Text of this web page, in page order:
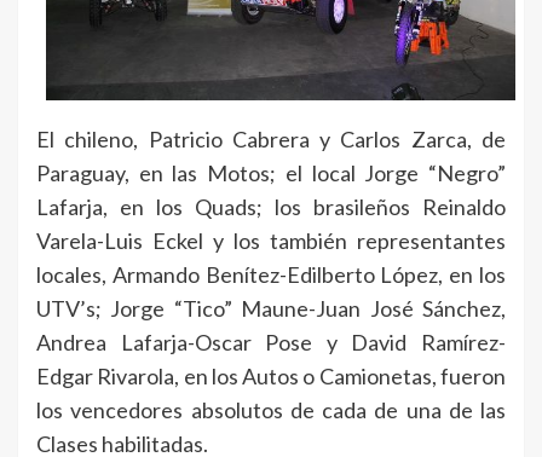
El chileno, Patricio Cabrera y Carlos Zarca, de
Paraguay, en las Motos; el local Jorge “Negro”
Lafarja, en los Quads; los brasileños Reinaldo
Varela-Luis Eckel y los también representantes
locales, Armando Benítez-Edilberto López, en los
UTV’s; Jorge “Tico” Maune-Juan José Sánchez,
Andrea Lafarja-Oscar Pose y David Ramírez-
Edgar Rivarola, en los Autos o Camionetas, fueron
los vencedores absolutos de cada de una de las
Clases habilitadas.